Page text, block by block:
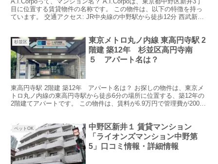
目に位置する賃貸物件の名称です。 この物件は、以下の特徴を持っ
ています。 交通アクセス: JR中央線の中野駅から徒歩12分 西武新宿
杉並区
東京メトロ丸ノ内線 東高円寺駅 2
階建 築12年 杉並区高円寺南
５ アパート名は？
東高円寺駅 2階建 築12年 アパート名は？ お探しの物件は、東京メ
トロ丸ノ内線の東高円寺駅から徒歩6分の場所に位置する、築12年の
2階建てアパートです。 この物件は、賃料が6.9万円で管理費が2000
ペットOK
中野区新井１ 賃貸マンション
「ライオンズマンション中野第
5」口コミ情報・詳細情報